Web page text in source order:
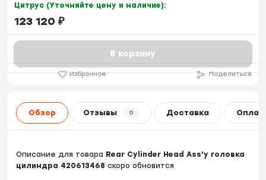
Цитрус (Уточняйте цену и наличие):
123 120 ₽
В корзину
Избранное Поделиться
Обзор Отзывы 0 Доставка
Описание для товара Rear Cylinder Head Ass'y головка
цилиндра 420613468 скоро обновится